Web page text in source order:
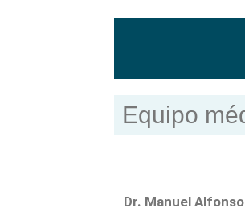
Equipo
Dr. Manuel